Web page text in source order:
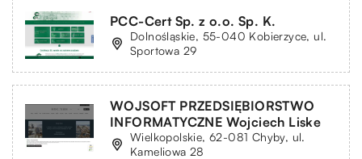
PCC-Cert Sp. z o.o. Sp. K.
Dolnośląskie, 55-040 Kobierzyce, ul.
Sportowa 29
WOJSOFT PRZEDSIĘBIORSTWO
INFORMATYCZNE Wojciech Liske
Wielkopolskie, 62-081 Chyby, ul.
Kameliowa 28